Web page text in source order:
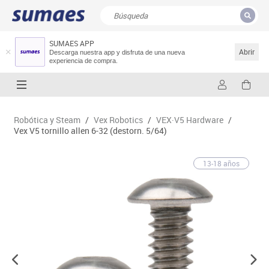
SUMAES APP
Descarga nuestra app y disfruta de una nueva
experiencia de compra.
Abrir
Resultados de la búsqueda
Robótica y Steam / Vex Robotics / VEX·V5 Hardware /
Vex V5 tornillo allen 6-32 (destorn. 5/64)
13-18 años